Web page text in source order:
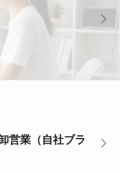
営業（自社ブラ